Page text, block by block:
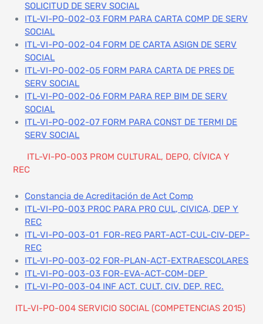
SOLICITUD DE SERV SOCIAL
ITL-VI-PO-002-03 FORM PARA CARTA COMP DE SERV
SOCIAL
ITL-VI-PO-002-04 FORM DE CARTA ASIGN DE SERV
SOCIAL
ITL-VI-PO-002-05 FORM PARA CARTA DE PRES DE
SERV SOCIAL
ITL-VI-PO-002-06 FORM PARA REP BIM DE SERV
SOCIAL
ITL-VI-PO-002-07 FORM PARA CONST DE TERMI DE
SERV SOCIAL
ITL-VI-PO-003 PROM CULTURAL, DEPO, CÍVICA Y
REC
Constancia de Acreditación de Act Comp
ITL-VI-PO-003 PROC PARA PRO CUL, CIVICA, DEP Y
REC
ITL-VI-PO-003-01 FOR-REG PART-ACT-CUL-CIV-DEP-
REC
ITL-VI-PO-003-02 FOR-PLAN-ACT-EXTRAESCOLARES
ITL-VI-PO-003-03 FOR-EVA-ACT-COM-DEP
ITL-VI-PO-003-04 INF ACT. CULT. CIV. DEP. REC.
ITL-VI-PO-004 SERVICIO SOCIAL (COMPETENCIAS 2015)